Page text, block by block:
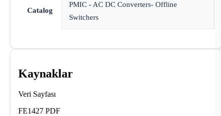
Catalog
PMIC - AC DC Converters- Offline
Switchers
Kaynaklar
Veri Sayfası
FE1427 PDF